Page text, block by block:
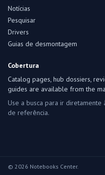
Notícias
Pesquisar
Drivers
Guias de desmontagem
Cobertura
Catalog pages, hub dossiers,
guides are available from the
Use a busca para ir diretamente
de referência.
© 2026 Notebooks Center.